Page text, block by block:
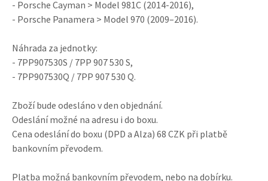
- Porsche Cayman > Model 981C (2014-2016),
- Porsche Panamera > Model 970 (2009–2016).
Náhrada za jednotky:
- 7PP907530S / 7PP 907 530 S,
- 7PP907530Q / 7PP 907 530 Q.
Zboží bude odesláno v den objednání.
Odeslání možné na adresu i do boxu.
Cena odeslání do boxu (DPD a Alza) 68 CZK při platbě
bankovním převodem.
Platba možná bankovním převodem, nebo na dobírku.